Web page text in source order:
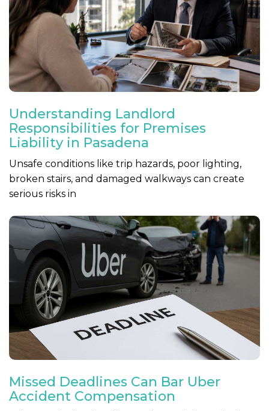
Understanding Landlord
Responsibilities for Premises
Liability in Pasadena
Unsafe conditions like trip hazards, poor lighting,
broken stairs, and damaged walkways can create
serious risks in
Missed Deadlines Can Bar Uber
Accident Compensation